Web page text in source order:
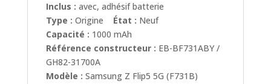
Inclus : avec, adhésif batterie
Type : Origine État : Neuf
Capacité : 1000 mAh
Référence constructeur : EB-BF731ABY /
GH82-31700A
Modèle : Samsung Z Flip5 5G (F731B)